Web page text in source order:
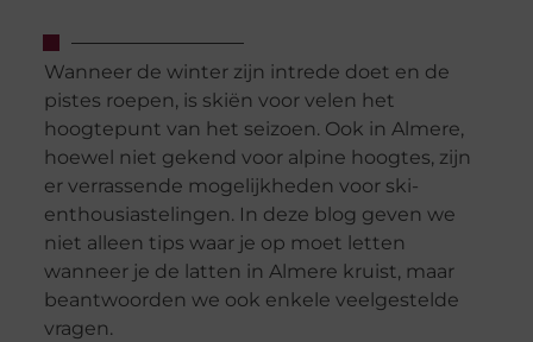
Wanneer de winter zijn intrede doet en de
pistes roepen, is skiën voor velen het
hoogtepunt van het seizoen. Ook in Almere,
hoewel niet gekend voor alpine hoogtes, zijn
er verrassende mogelijkheden voor ski-
enthousiastelingen. In deze blog geven we
niet alleen tips waar je op moet letten
wanneer je de latten in Almere kruist, maar
beantwoorden we ook enkele veelgestelde
vragen.